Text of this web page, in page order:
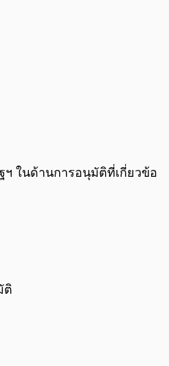
ฯ ในด้านการอนุมัติที่เกี่ยวข้อ
ติ